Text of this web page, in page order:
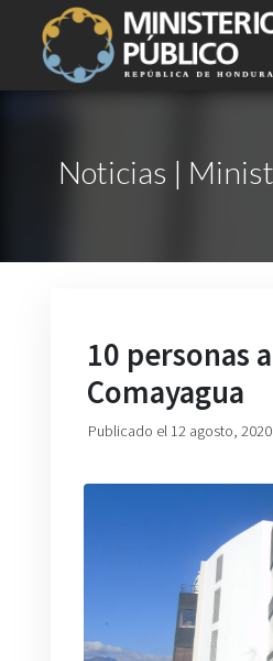
Noticias |
10 personas
Comayagua
Publicado el 12 agosto, 2020